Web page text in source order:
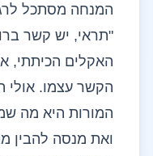
המנחה מסתכל
"תראי, יש קשר
האקלים הכיתתי,
הקשר עצמו. אולי
המורות היא מה
ואת מנסה להבין